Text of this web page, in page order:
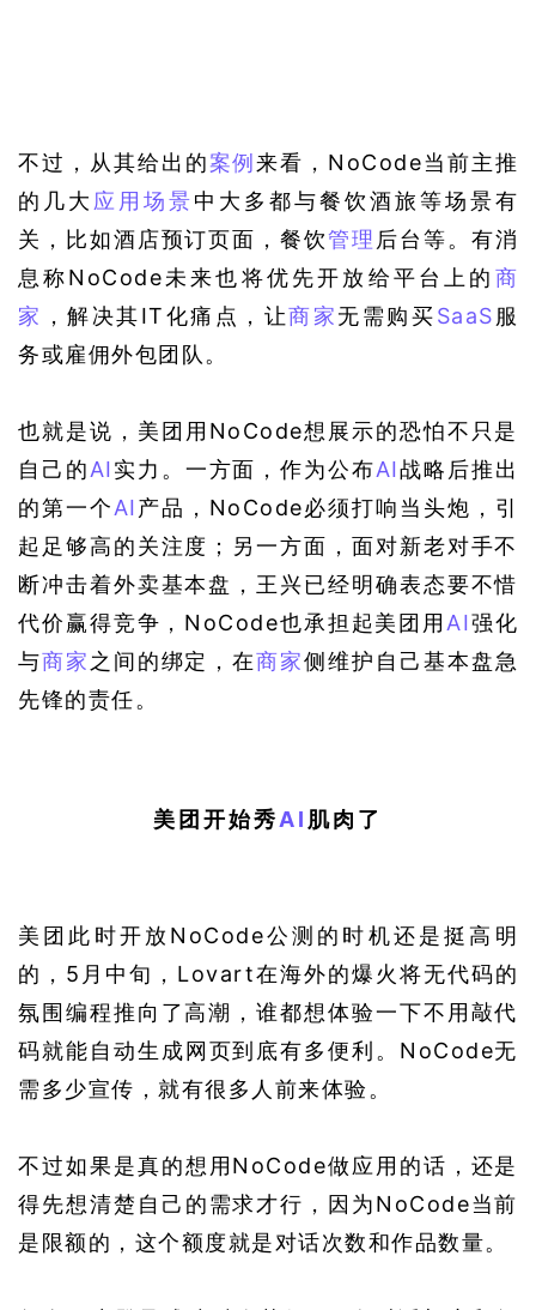
不过，从其给出的案例来看，NoCode当前主推
的几大 应用场景中大多都与餐饮酒旅等场景有
关，比如酒店预订页面，餐饮管理 后台等。有消
息称NoCode未来也将优先开放给平台上的 商
家 ，解决其IT化痛点，让商家无需购买SaaS 服
务或雇佣外包团队。
也就是说，美团用NoCode想展示的恐怕不只是
自己的AI实力。一方面，作为公布AI战略后推出
的第一个AI产品，NoCode必须打响当头炮，引
起足够高的关注度；另一方面，面对新老对手不
断冲击着外卖基本盘，王兴已经明确表态要不惜
代价赢得竞争，NoCode也承担起美团用AI强化
与商家之间的绑定，在商家侧维护自己基本盘急
先锋的责任。
美团开始秀AI 肌肉了
美团此时开放NoCode公测的时机还是挺高明
的，5月中旬，Lovart在海外的爆火将无代码的
氛围编程推向了高潮，谁都想体验一下不用敲代
码就能自动生成网页到底有多便利。NoCode无
需多少宣传，就有很多人前来体验。
不过如果是真的想用NoCode做应用的话，还是
得先想清楚自己的需求才行，因为NoCode当前
是限额的，这个额度就是对话次数和作品数量。